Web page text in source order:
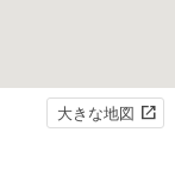
大きな地図